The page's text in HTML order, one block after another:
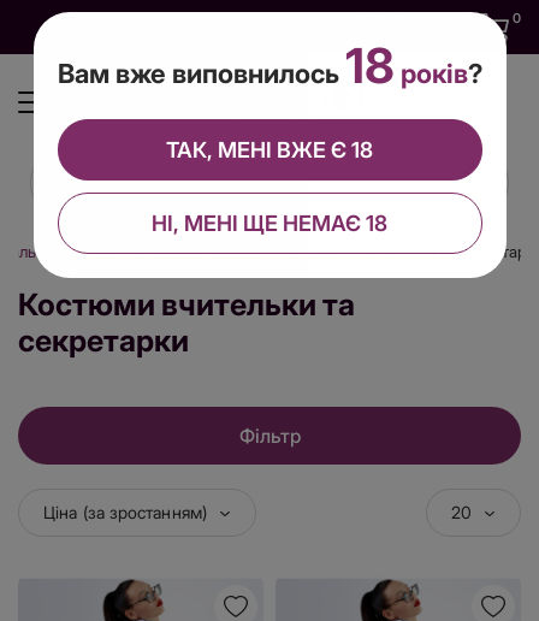
0
білизна Рольові костюми Костюми вчительки та
Костюми вчительки та
секретарки
Фільтр
Ціна (за зростанням) 20
Вам вже виповнилось 18 років?
НІ, МЕНІ ЩЕ НЕМАЄ 18
ТАК, МЕНІ ВЖЕ Є 18